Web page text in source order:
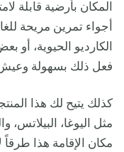
المكان بأرضية قابلة
أجواء تمرين مريحة
الكارديو الحيوية، أو
فعل ذلك بسهولة وعيش
كذلك يتيح لك هذا
مثل اليوغا، البيلاتس،
مكان الإقامة هذا